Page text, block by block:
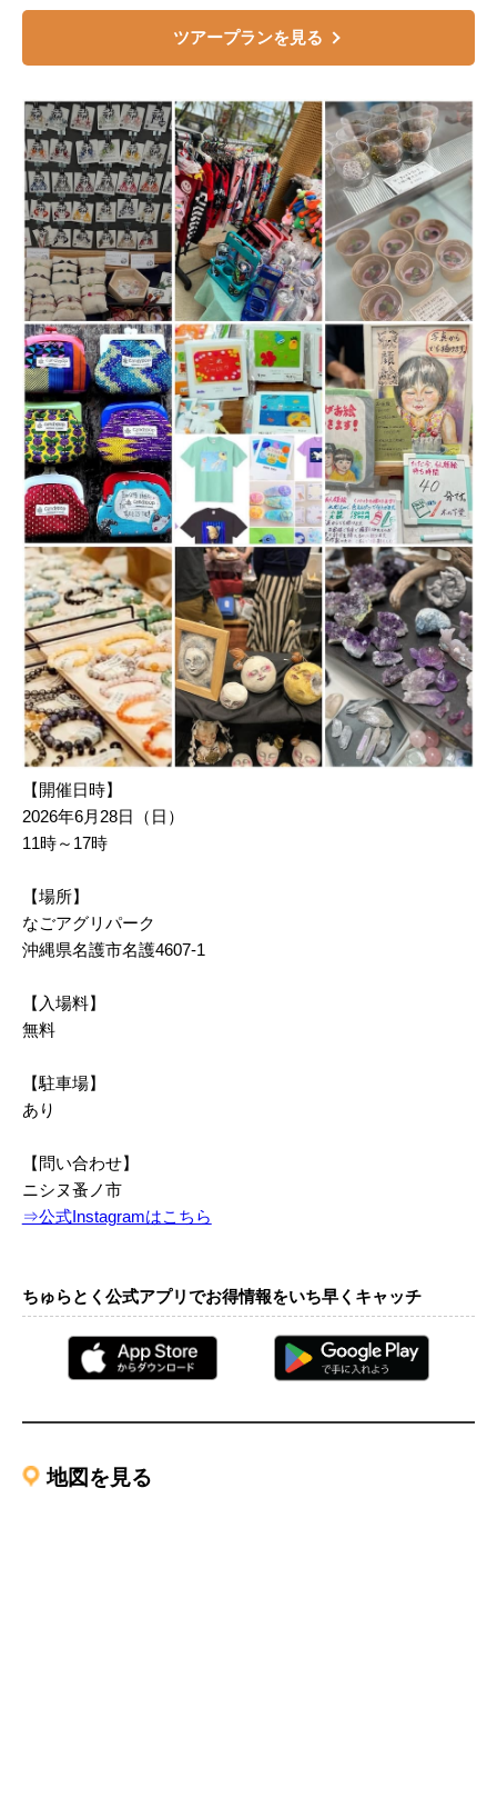
ツアープランを見る
【開催日時】
2026年6月28日（日）
11時～17時
【場所】
なごアグリパーク
沖縄県名護市名護4607-1
【入場料】
無料
【駐車場】
あり
【問い合わせ】
ニシヌ蚤ノ市
⇒公式Instagramはこちら
ちゅらとく公式アプリでお得情報をいち早くキャッチ
地図を見る